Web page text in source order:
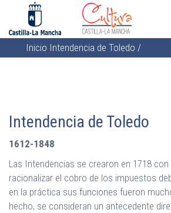
contenido
principal
Sobrescribir
a
la
navegación
Inicio Intendencia de Toledo /
Intendencia de Toledo
1612-1848
Las Intendencias se crearon en 1718
racionalizar el cobro de los impuestos
en la práctica sus funciones fueron
hecho, se consideran un antecedente